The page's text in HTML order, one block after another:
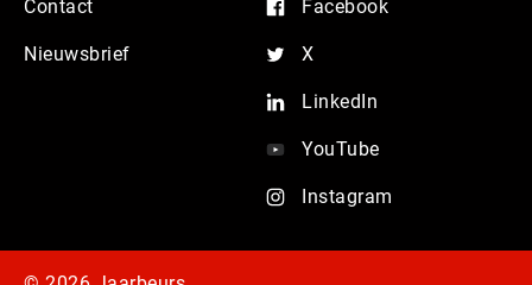
Contact
Nieuwsbrief
Facebook
X
LinkedIn
YouTube
Instagram